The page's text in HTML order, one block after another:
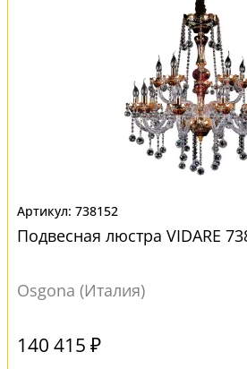
738152
Подвесная люстра VIDARE
Osgona (Италия)
140 415 ₽